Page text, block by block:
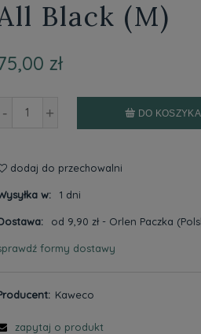
Black (M)
zł
- + DO KOSZYKA
dodaj do przechowalni
w: 1 dni
od 9,90 zł - Orlen Paczka
Cena nie zawiera ewentualnych
formy dostawy
Kaweco
zapytaj o produkt